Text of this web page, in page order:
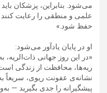
می‌شود. بنابراین، پزشکان
علمی و منطقی را رعایت کنند
حفظ شود.»
او در پایان یادآور می‌شود:
«در این روز جهانی ذات‌الریه،
ریه‌ها، محافظت از زندگی
نشانه‌ی عفونت ریوی، سریعاً
پیشگیرانه را جدی بگیرید —